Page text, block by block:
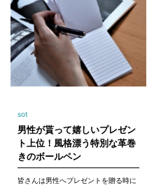
sot
男性が貰って嬉しいプレゼン
ト上位！風格漂う特別な革巻
きのボールペン
皆さんは男性へプレゼントを贈る時に